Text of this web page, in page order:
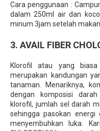
Cara penggunaan :
dalam 250ml air dan
minum 3jam setelah
3. AVAIL FIBER
Klorofil atau yang
merupakan kandungan
tanaman. Menariknya,
dengan komposisi
klorofil, jumlah sel darah
sehingga pasokan
menyembuhkan luka.